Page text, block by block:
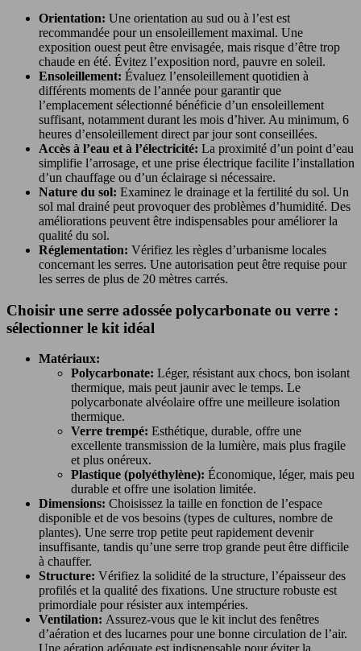
Orientation: Une orientation au sud ou à l’est est
recommandée pour un ensoleillement maximal. Une
exposition ouest peut être envisagée, mais risque d’être trop
chaude en été. Évitez l’exposition nord, pauvre en soleil.
Ensoleillement: Évaluez l’ensoleillement quotidien à
différents moments de l’année pour garantir que
l’emplacement sélectionné bénéficie d’un ensoleillement
suffisant, notamment durant les mois d’hiver. Au minimum, 6
heures d’ensoleillement direct par jour sont conseillées.
Accès à l’eau et à l’électricité: La proximité d’un point d’eau
simplifie l’arrosage, et une prise électrique facilite l’installation
d’un chauffage ou d’un éclairage si nécessaire.
Nature du sol: Examinez le drainage et la fertilité du sol. Un
sol mal drainé peut provoquer des problèmes d’humidité. Des
améliorations peuvent être indispensables pour améliorer la
qualité du sol.
Réglementation: Vérifiez les règles d’urbanisme locales
concernant les serres. Une autorisation peut être requise pour
les serres de plus de 20 mètres carrés.
Choisir une serre adossée polycarbonate ou verre :
sélectionner le kit idéal
Matériaux:
Polycarbonate: Léger, résistant aux chocs, bon isolant
thermique, mais peut jaunir avec le temps. Le
polycarbonate alvéolaire offre une meilleure isolation
thermique.
Verre trempé: Esthétique, durable, offre une
excellente transmission de la lumière, mais plus fragile
et plus onéreux.
Plastique (polyéthylène): Économique, léger, mais peu
durable et offre une isolation limitée.
Dimensions: Choisissez la taille en fonction de l’espace
disponible et de vos besoins (types de cultures, nombre de
plantes). Une serre trop petite peut rapidement devenir
insuffisante, tandis qu’une serre trop grande peut être difficile
à chauffer.
Structure: Vérifiez la solidité de la structure, l’épaisseur des
profilés et la qualité des fixations. Une structure robuste est
primordiale pour résister aux intempéries.
Ventilation: Assurez-vous que le kit inclut des fenêtres
d’aération et des lucarnes pour une bonne circulation de l’air.